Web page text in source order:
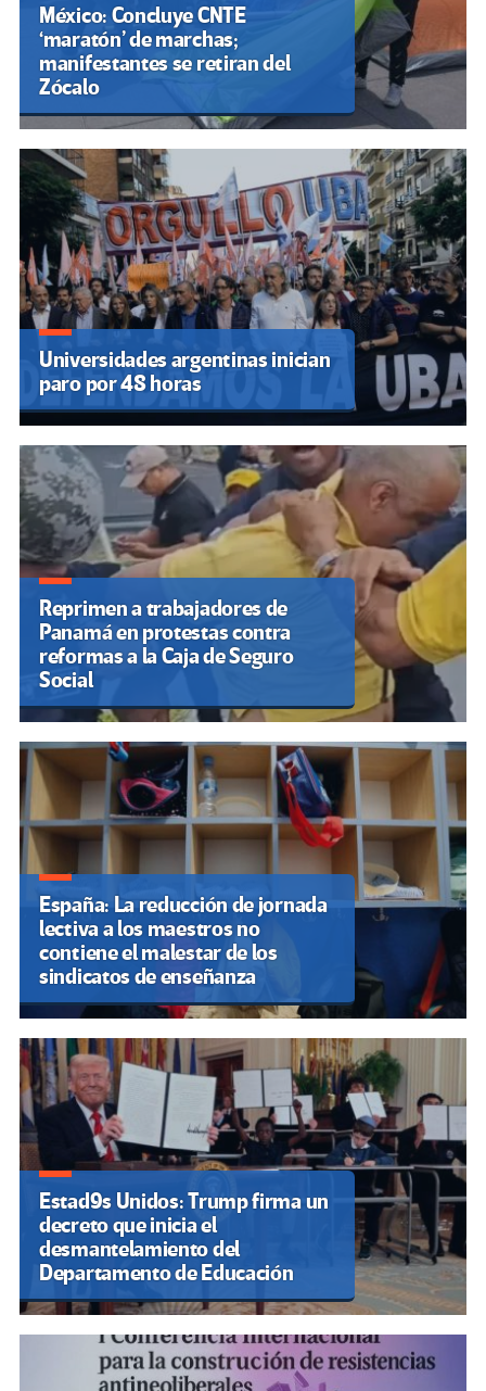
México: Concluye CNTE
‘maratón’ de marchas;
manifestantes se retiran del
Zócalo
Universidades argentinas inician
paro por 48 horas
Reprimen a trabajadores de
Panamá en protestas contra
reformas a la Caja de Seguro
Social
España: La reducción de jornada
lectiva a los maestros no
contiene el malestar de los
sindicatos de enseñanza
Estad9s Unidos: Trump firma un
decreto que inicia el
desmantelamiento del
Departamento de Educación